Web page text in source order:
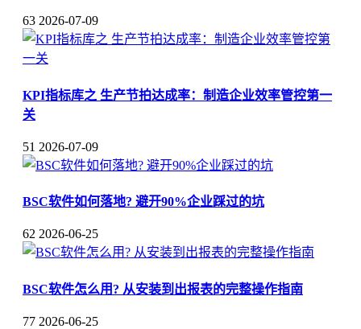
63 2026-07-09
KPI指标库之 生产节拍达成率：制造企业效率管控第一
关
51 2026-07-09
BSC软件如何落地? 避开90%企业踩过的坑
62 2026-06-25
BSC软件怎么用? 从安装到出报表的完整操作指南
77 2026-06-25